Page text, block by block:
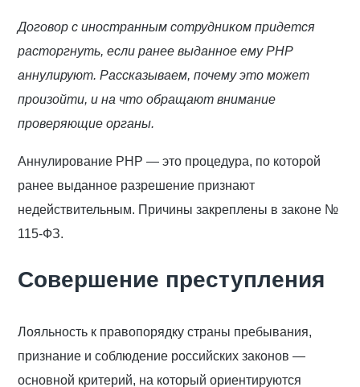
Договор с иностранным сотрудником придется
расторгнуть, если ранее выданное ему РНР
аннулируют. Рассказываем, почему это может
произойти, и на что обращают внимание
проверяющие органы.
Аннулирование РНР — это процедура, по которой
ранее выданное разрешение признают
недействительным. Причины закреплены в законе №
115-ФЗ.
Совершение преступления
Лояльность к правопорядку страны пребывания,
признание и соблюдение российских законов —
основной критерий, на который ориентируются